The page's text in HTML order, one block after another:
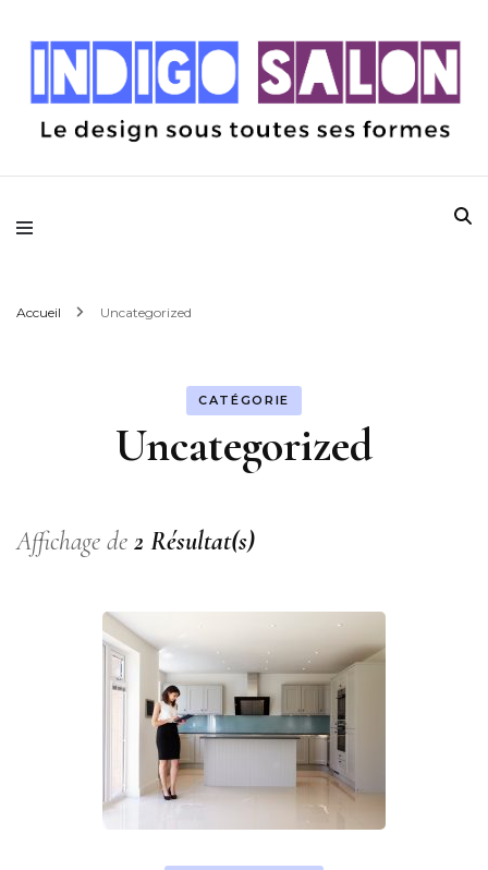
Indigo Salon
Accueil Uncategorized
CATÉGORIE
Uncategorized
Affichage de 2 Résultat(s)